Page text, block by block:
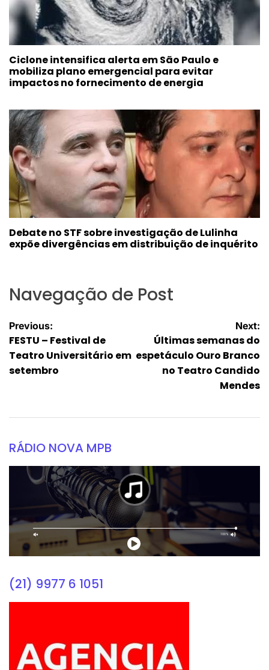
Ciclone intensifica alerta em São Paulo e
mobiliza plano emergencial para evitar
impactos no fornecimento de energia
Debate no STF sobre investigação de Lulinha
expõe divergências em distribuição de inquérito
Navegação de Post
Previous:
FESTU – Festival de
Teatro Universitário em
setembro
Next:
Últimas semanas do
espetáculo Ouro Branco
no Teatro Candido
Mendes
RÁDIO NOVA MPB
(21) 9977 6 1051